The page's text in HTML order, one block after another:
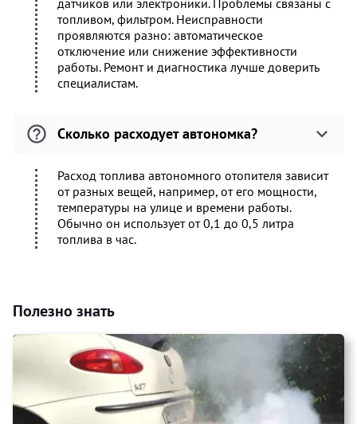
датчиков или электроники. Проблемы связаны с
топливом, фильтром. Неисправности
проявляются разно: автоматическое
отключение или снижение эффективности
работы. Ремонт и диагностика лучше доверить
специалистам.
Сколько расходует автономка?
Расход топлива автономного отопителя зависит
от разных вещей, например, от его мощности,
температуры на улице и времени работы.
Обычно он использует от 0,1 до 0,5 литра
топлива в час.
Полезно знать